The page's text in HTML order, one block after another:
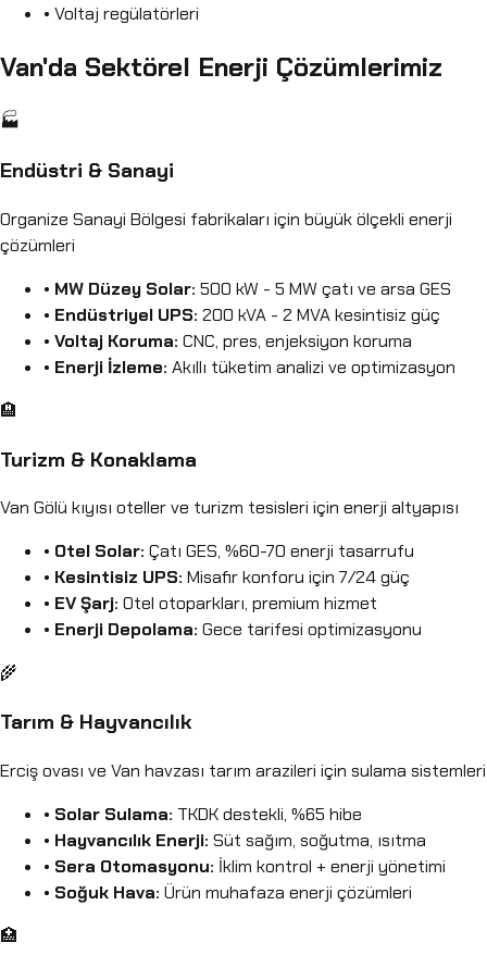
• Voltaj regülatörleri
Van'da Sektörel Enerji Çözümlerimiz
🏭
Endüstri & Sanayi
Organize Sanayi Bölgesi fabrikaları için büyük ölçekli enerji
çözümleri
• MW Düzey Solar: 500 kW - 5 MW çatı ve arsa GES
• Endüstriyel UPS: 200 kVA - 2 MVA kesintisiz güç
• Voltaj Koruma: CNC, pres, enjeksiyon koruma
• Enerji İzleme: Akıllı tüketim analizi ve optimizasyon
🏨
Turizm & Konaklama
Van Gölü kıyısı oteller ve turizm tesisleri için enerji altyapısı
• Otel Solar: Çatı GES, %60-70 enerji tasarrufu
• Kesintisiz UPS: Misafir konforu için 7/24 güç
• EV Şarj: Otel otoparkları, premium hizmet
• Enerji Depolama: Gece tarifesi optimizasyonu
🌾
Tarım & Hayvancılık
Erciş ovası ve Van havzası tarım arazileri için sulama sistemleri
• Solar Sulama: TKDK destekli, %65 hibe
• Hayvancılık Enerji: Süt sağım, soğutma, ısıtma
• Sera Otomasyonu: İklim kontrol + enerji yönetimi
• Soğuk Hava: Ürün muhafaza enerji çözümleri
🏥